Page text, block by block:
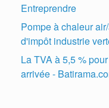
Entreprendre
Pompe à chaleur
d'impôt industrie
La TVA à 5,5 %
arrivée -